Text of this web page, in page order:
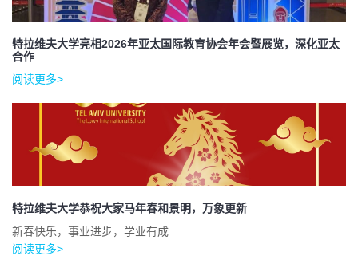
特拉维夫大学亮相2026年亚太国际教育协会年会暨展览，深化亚太
合作
阅读更多>
特拉维夫大学恭祝大家马年春和景明，万象更新
新春快乐，事业进步，学业有成
阅读更多>